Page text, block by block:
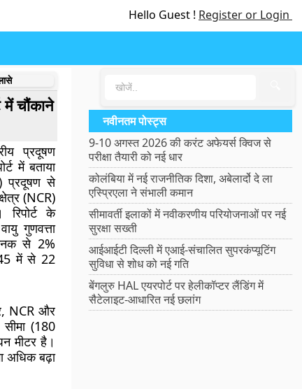
Hello Guest ! Register or Login
चौंकाने
प्रदूषण
में बताया
प्रदूषण से
(NCR)
के
गुणवत्ता
से 2%
में से 22
NCR और
(180
मीटर है।
अधिक बढ़ा
नवीनतम पोस्ट्स
9-10 अगस्त 2026 की करंट अफेयर्स क्विज से
परीक्षा तैयारी को नई धार
कोलंबिया में नई राजनीतिक दिशा, अबेलार्दो दे ला
एस्प्रिएला ने संभाली कमान
सीमावर्ती इलाकों में नवीकरणीय परियोजनाओं पर नई
सुरक्षा सख्ती
आईआईटी दिल्ली में एआई-संचालित सुपरकंप्यूटिंग
सुविधा से शोध को नई गति
बेंगलुरु HAL एयरपोर्ट पर हेलीकॉप्टर लैंडिंग में
सैटेलाइट-आधारित नई छलांग